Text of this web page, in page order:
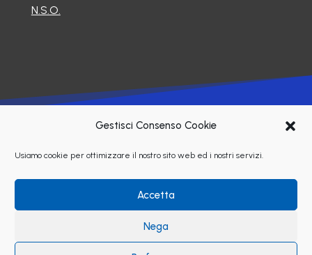
Gestisci Consenso Cookie
Usiamo cookie per ottimizzare il nostro sito web ed i nostri servizi.
Accetta
Nega
N.S.O.
©2026 Soluzioni Informatiche Srl
Privacy Policy
Cookie Policy
Facebook